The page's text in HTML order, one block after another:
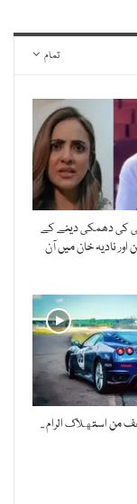
تمام
کی دھمکی دینے کے
اور نادیہ خان میں آن
من استهلاك الرام ..